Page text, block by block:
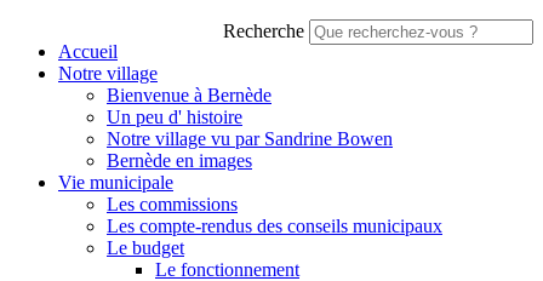
Recherche
Accueil
Notre village
Bienvenue à Bernède
Un peu d' histoire
Notre village vu par Sandrine Bowen
Bernède en images
Vie municipale
Les commissions
Les compte-rendus des conseils municipaux
Le budget
Le fonctionnement